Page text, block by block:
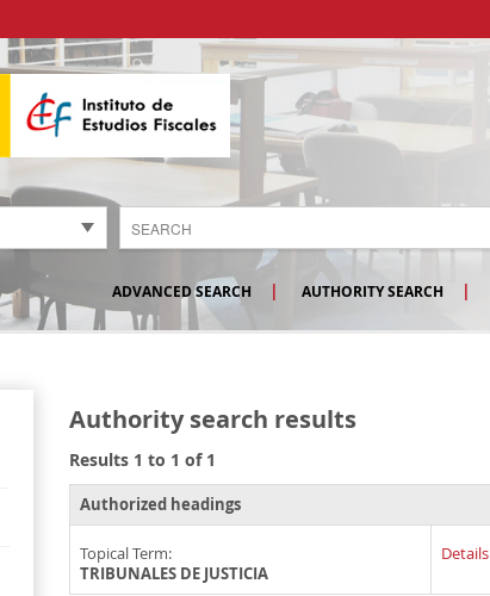
ADVANCED SEARCH AUTHORITY SEARCH
Authority search results
Results 1 to 1 of 1
Authorized headings
Topical Term:
TRIBUNALES DE JUSTICIA
Details